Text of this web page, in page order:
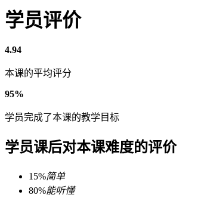
学员评价
4.94
本课的平均评分
95%
学员完成了本课的教学目标
学员课后对本课难度的评价
15%简单
80%能听懂